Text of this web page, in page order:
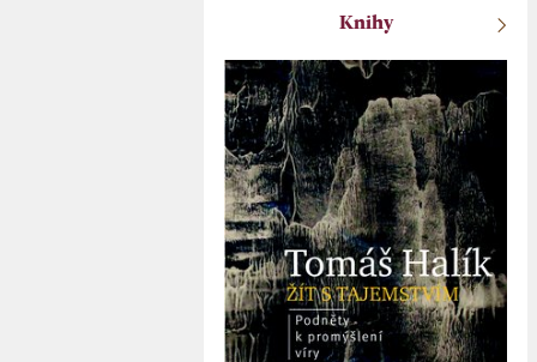
Knihy